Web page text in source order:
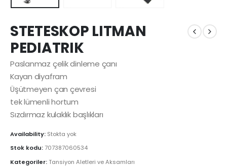
STETESKOP LITMAN
PEDIATRIK
Paslanmaz çelik dinleme çanı
Kayan diyafram
Üşütmeyen çan çevresi
tek lümenli hortum
Sızdırmaz kulaklık başlıkları
Availability: Stokta yok
Stok kodu:707387060534
Kategoriler:Tansiyon Aletleri ve Aksamları